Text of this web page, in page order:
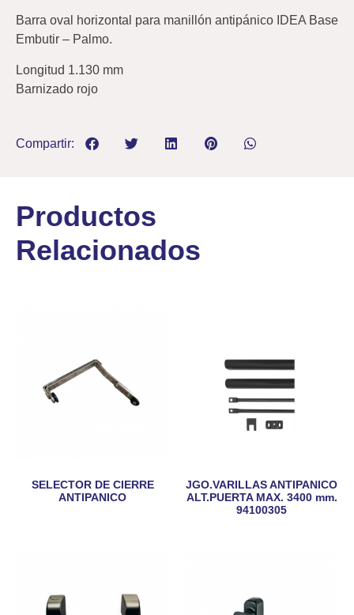
Barra oval horizontal para manillón antipánico IDEA Base
Embutir – Palmo.
Longitud 1.130 mm
Barnizado rojo
Compartir:
Productos
Relacionados
SELECTOR DE CIERRE
ANTIPANICO
JGO.VARILLAS ANTIPANICO
ALT.PUERTA MAX. 3400 mm.
94100305